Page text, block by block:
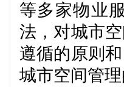
等多家物业
法，对城市
遵循的原则
城市空间管